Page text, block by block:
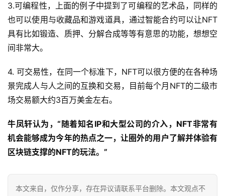
3.可编程性，上面的例子中提到了可编程的艺术品，同样的
也可以使用与收藏品和游戏道具，通过智能合约可以让NFT
具有比如锻造、质押、分解合成等等有意思的功能，想想空
间非常大。
4. 可交易性，在同一个标准下，NFT可以很方便的在各种场
景完成人与人之间的互换和交易，目前每个月NFT的二级市
场交易额大约3百万美金左右。
牛凤轩认为，“随着知名IP和大型公司的介入，NFT非常有
机会能够成为今年的热点之一，让圈外的用户了解并体验有
区块链支撑的NFT的玩法。”
本文来自 ，仅作分享，存在异议请联系平台删除。本文观点不